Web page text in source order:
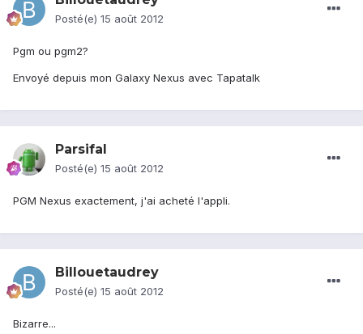
Posté(e) 15 août 2012
Pgm ou pgm2?
Envoyé depuis mon Galaxy Nexus avec Tapatalk
Parsifal
Posté(e) 15 août 2012
PGM Nexus exactement, j'ai acheté l'appli.
Billouetaudrey
Posté(e) 15 août 2012
Bizarre...